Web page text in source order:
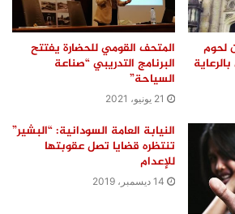
توزع غدا 13 طن لحوم
المتحف القومي للحضارة يفتتح
البرنامج التدريبي “صناعة
السياحة”
21 يونيو، 2021
النيابة العامة السودانية: “البشير”
تنتظره قضايا تصل عقوبتها
للإعدام
14 ديسمبر، 2019